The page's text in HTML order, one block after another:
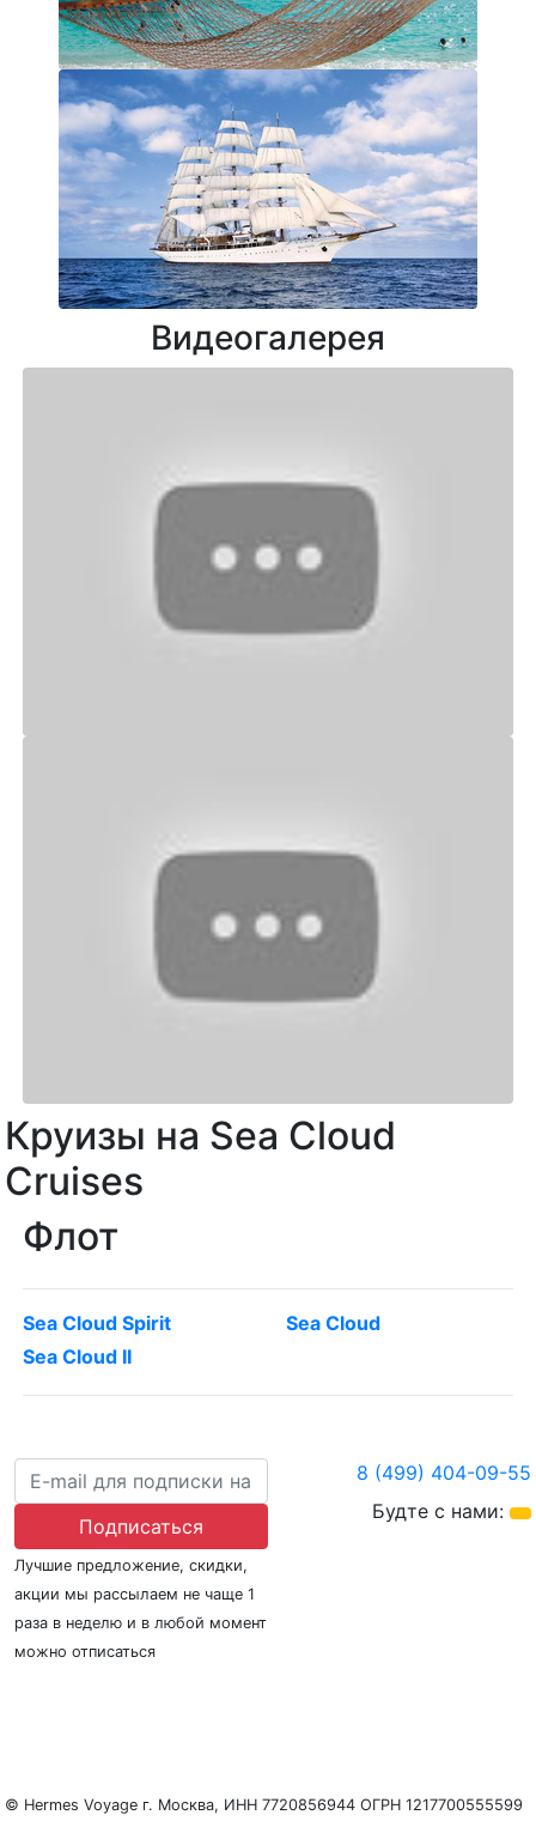
Видеогалерея
Круизы на Sea Cloud
Cruises
Флот
Sea Cloud Spirit
Sea Cloud
Sea Cloud II
© Hermes Voyage г. Москва, ИНН 7720856944 ОГРН 1217700555599
Подписаться
Лучшие предложение, скидки,
акции мы рассылаем не чаще 1
раза в неделю и в любой момент
можно отписаться
8 (499) 404-09-55
Будте с нами: